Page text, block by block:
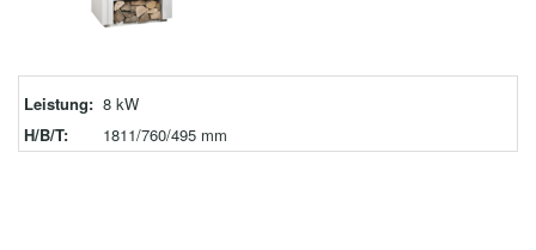
Leistung: 8 kW
H/B/T:
1811/760/495 mm